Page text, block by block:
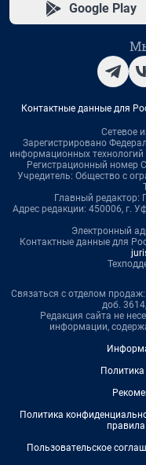
Google Play
Контактные данные для
Сетевое
Зарегистрировано
информационных
Регистрационный
Учредитель: Общество с
Главный редактор:
Адрес редакции: 450006, г.
Электронный
Контактные данные для
Связаться с отделом
доб. 3614,
Редакция сайта не
информации,
Политика
Пользовательское